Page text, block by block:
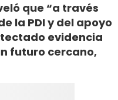
que “a través
la PDI y del apoyo
evidencia
futuro cercano,